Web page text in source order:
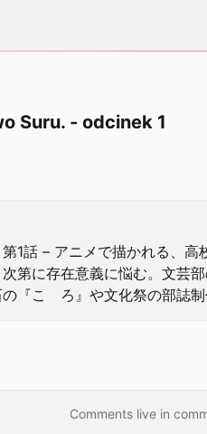
Suru. - odcinek 1
1話 – アニメで描かれる、
第に存在意義に悩む。文芸
『こゝろ』や文化祭の部誌
Comments live in